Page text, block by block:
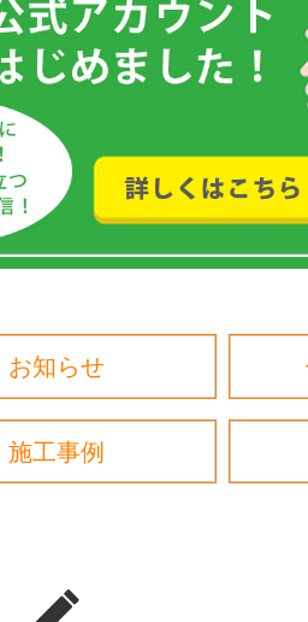
お知らせ
施工事例